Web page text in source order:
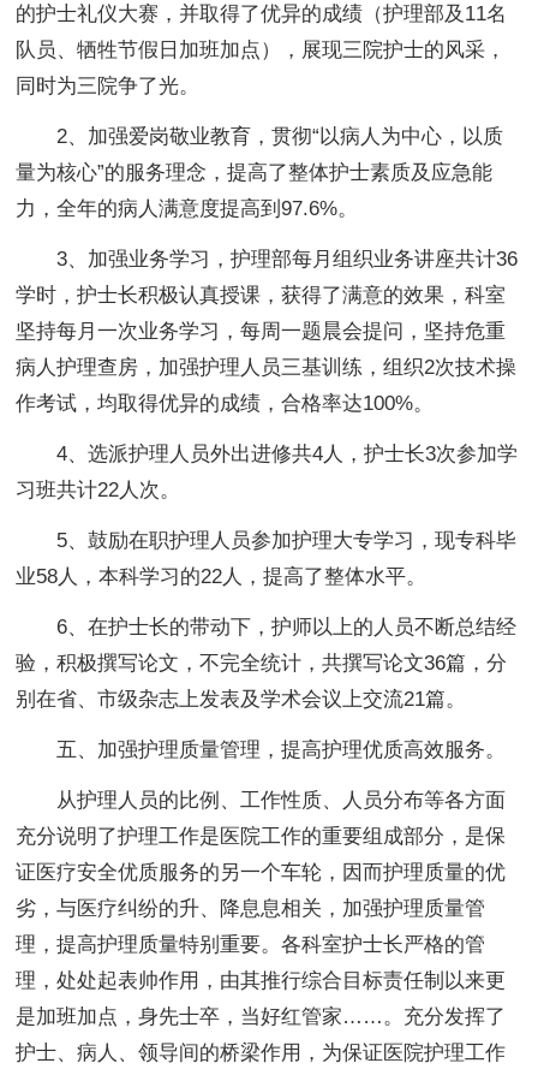
的护士礼仪大赛，并取得了优异的成绩（护理部及11名
队员、牺牲节假日加班加点），展现三院护士的风采，
同时为三院争了光。
2、加强爱岗敬业教育，贯彻“以病人为中心，以质
量为核心”的服务理念，提高了整体护士素质及应急能
力，全年的病人满意度提高到97.6%。
3、加强业务学习，护理部每月组织业务讲座共计36
学时，护士长积极认真授课，获得了满意的效果，科室
坚持每月一次业务学习，每周一题晨会提问，坚持危重
病人护理查房，加强护理人员三基训练，组织2次技术操
作考试，均取得优异的成绩，合格率达100%。
4、选派护理人员外出进修共4人，护士长3次参加学
习班共计22人次。
5、鼓励在职护理人员参加护理大专学习，现专科毕
业58人，本科学习的22人，提高了整体水平。
6、在护士长的带动下，护师以上的人员不断总结经
验，积极撰写论文，不完全统计，共撰写论文36篇，分
别在省、市级杂志上发表及学术会议上交流21篇。
五、加强护理质量管理，提高护理优质高效服务。
从护理人员的比例、工作性质、人员分布等各方面
充分说明了护理工作是医院工作的重要组成部分，是保
证医疗安全优质服务的另一个车轮，因而护理质量的优
劣，与医疗纠纷的升、降息息相关，加强护理质量管
理，提高护理质量特别重要。各科室护士长严格的管
理，处处起表帅作用，由其推行综合目标责任制以来更
是加班加点，身先士卒，当好红管家……。充分发挥了
护士、病人、领导间的桥梁作用，为保证医院护理工作